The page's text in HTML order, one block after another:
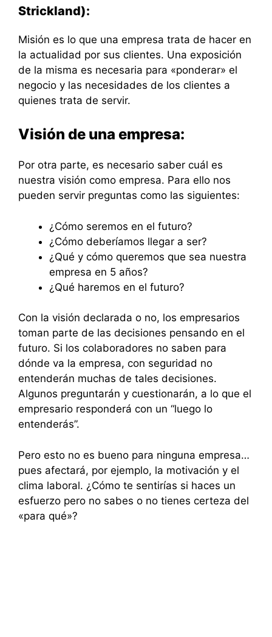
Strickland):
Misión es lo que una empresa trata de hacer en
la actualidad por sus clientes. Una exposición
de la misma es necesaria para «ponderar» el
negocio y las necesidades de los clientes a
quienes trata de servir.
Visión de una empresa:
Por otra parte, es necesario saber cuál es
nuestra visión como empresa. Para ello nos
pueden servir preguntas como las siguientes:
¿Cómo seremos en el futuro?
¿Cómo deberíamos llegar a ser?
¿Qué y cómo queremos que sea nuestra
empresa en 5 años?
¿Qué haremos en el futuro?
Con la visión declarada o no, los empresarios
toman parte de las decisiones pensando en el
futuro. Si los colaboradores no saben para
dónde va la empresa, con seguridad no
entenderán muchas de tales decisiones.
Algunos preguntarán y cuestionarán, a lo que el
empresario responderá con un “luego lo
entenderás”.
Pero esto no es bueno para ninguna empresa…
pues afectará, por ejemplo, la motivación y el
clima laboral. ¿Cómo te sentirías si haces un
esfuerzo pero no sabes o no tienes certeza del
«para qué»?